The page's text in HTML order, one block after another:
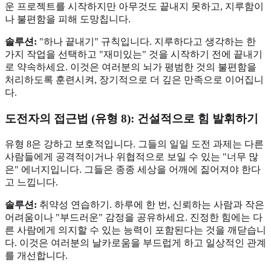
운 프로젝트를 시작하지만 아무것도 끝내지 못하고, 지루함이
나 불편함을 피해 도망칩니다.
솔루션: "하나 끝내기" 규칙입니다. 지루하다고 생각하는 한
가지 작업을 선택하고 "재미있는" 것을 시작하기 전에 끝내기
로 약속하세요. 이것은 여러분의 뇌가 평범한 것의 불편함을
처리하도록 훈련시켜, 장기적으로 더 깊은 만족으로 이어집니
다.
도전자의 접근법 (유형 8): 건설적으로 힘 발휘하기
유형 8은 강하고 보호적입니다. 그들의 일일 도전 과제는 다른
사람들에게 공격적이거나 위협적으로 보일 수 있는 "너무 많
은" 에너지입니다. 그들은 종종 세상을 어깨에 짊어져야 한다
고 느낍니다.
솔루션: 취약성 연습하기. 하루에 한 번, 신뢰하는 사람과 작은
어려움이나 "부드러운" 감정을 공유하세요. 진정한 힘에는 다
른 사람에게 의지할 수 있는 능력이 포함된다는 것을 깨닫습니
다. 이것은 여러분의 날카로움을 부드럽게 하고 일상적인 관계
를 개선합니다.